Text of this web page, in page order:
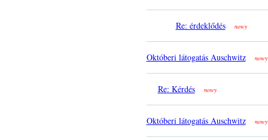
Re: érdeklődés nowy
Októberi látogatás Auschwitz nowy
Re: Kérdés nowy
Októberi látogatás Auschwitz nowy